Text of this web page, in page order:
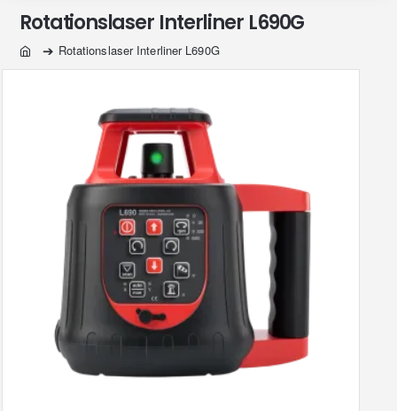
Rotationslaser Interliner L690G
Rotationslaser Interliner L690G